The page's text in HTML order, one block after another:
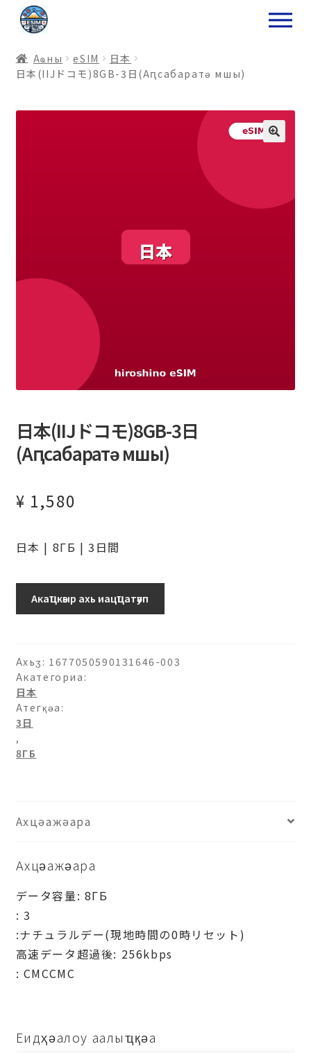
ナ
ビ
ー
シ
コ
ン
ン
ツ
Аҩны еSIM
日本
日本(IIJドコモ)8GB-3日(Аԥсабаратә мшы)
日本(IIJドコモ)8GB-3日
(Аԥсабаратә мшы)
¥ 1,580
日本 | 8ГБ | 3日間
コ
モ)8ГБ-3
日
(Аԥсабаратә
мшы)
ашәагаа
Акаҵкәыр ахь иацҵатәуп
Ахьӡ: 1677050590131646-003
Акатегориа:
日本
Атегқәа:
3日
,
8ГБ
Ахцәажәара
Ахцәажәара
データ容量: 8ГБ
: 3
:ナチュラルデー(現地時間の0時リセット)
高速データ超過後: 256kbps
: СМССМС
Еидҳәалоу аалыҵқәа